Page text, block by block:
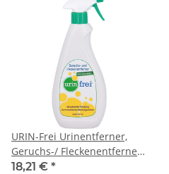
URIN-Frei Urinentferner,
Geruchs-/ Fleckenentferner
m. Bioenzymen 750 ml
18,21 € *